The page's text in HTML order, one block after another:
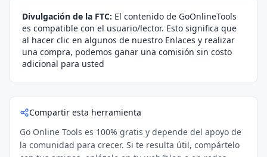
Divulgación de la FTC: El contenido de GoOnlineTools
es compatible con el usuario/lector. Esto significa que
al hacer clic en algunos de nuestro Enlaces y realizar
una compra, podemos ganar una comisión sin costo
adicional para usted
Compartir esta herramienta
Go Online Tools es 100% gratis y depende del apoyo de
la comunidad para crecer. Si te resulta útil, compártelo